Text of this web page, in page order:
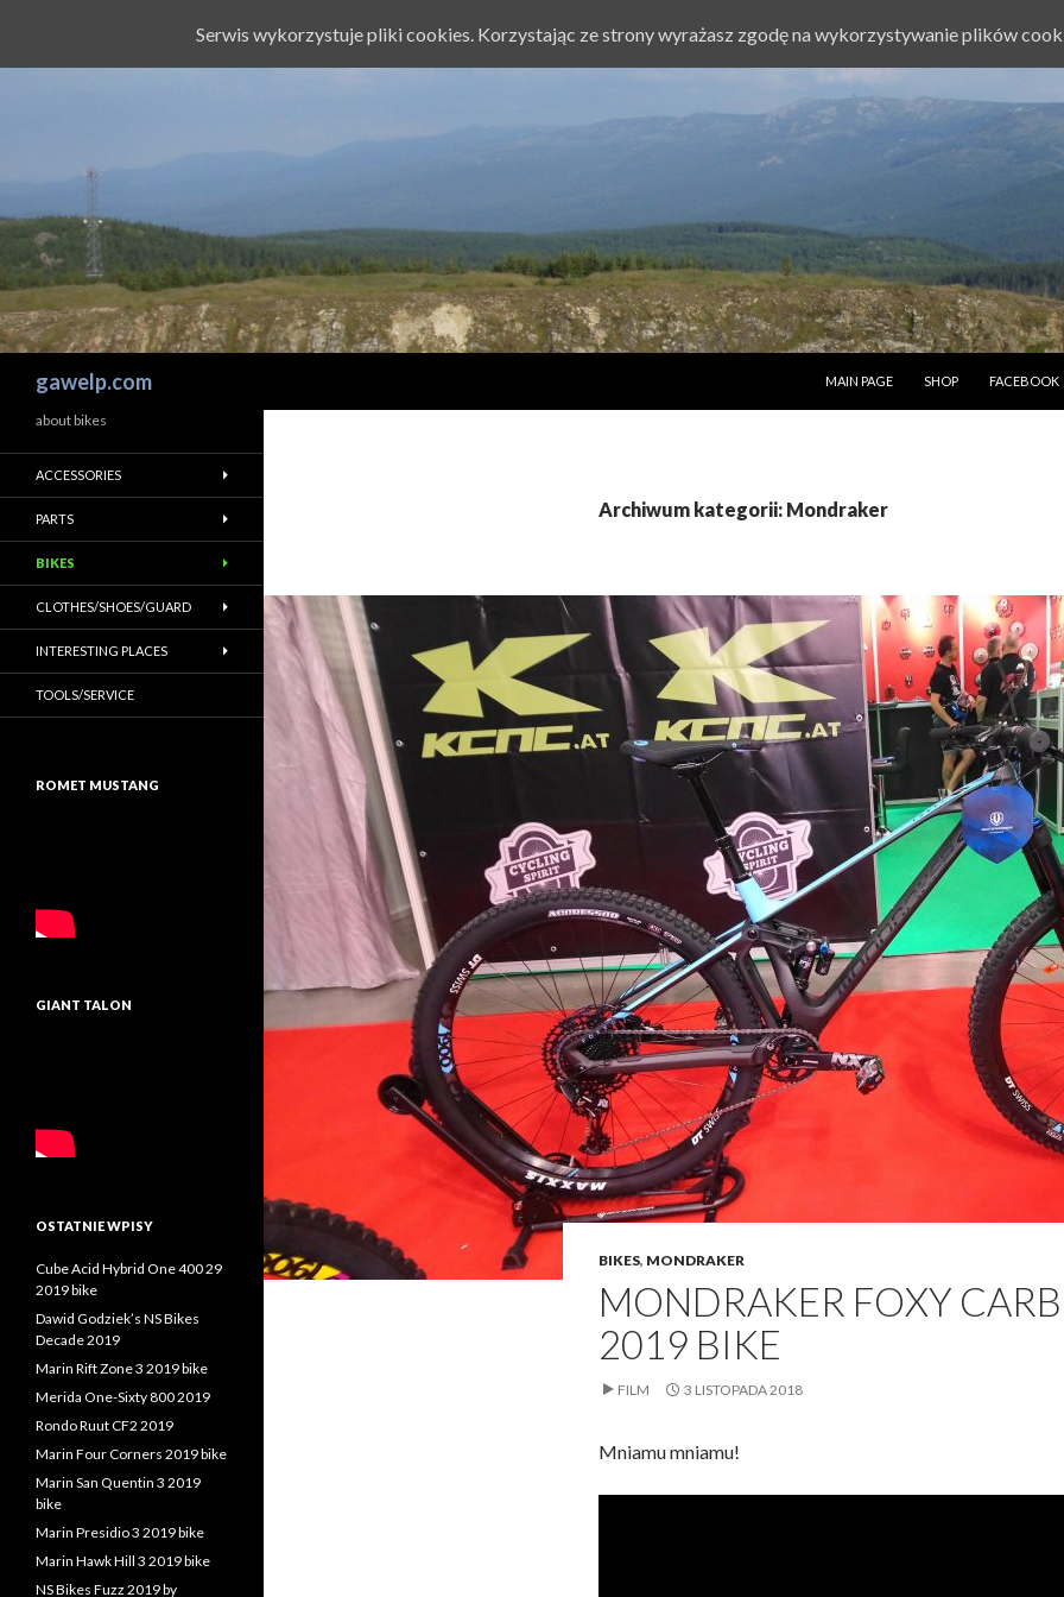
gawelp.com
MAIN PAGE
SHOP FACEBOOK
Archiwum kategorii: Mondraker
BIKES, MONDRAKER
MONDRAKER FOXY
2019 BIKE
FILM 3 LISTOPADA 2018
Mniamu mniamu!
about bikes
ACCESSORIES
PARTS
BIKES
CLOTHES/SHOES/GUARD
INTERESTING PLACES
TOOLS/SERVICE
ROMET MUSTANG
GIANT TALON
OSTATNIE WPISY
Cube Acid Hybrid One 400 29
2019 bike
Dawid Godziek’s NS Bikes
Decade 2019
Marin Rift Zone 3 2019 bike
Merida One-Sixty 800 2019
Rondo Ruut CF2 2019
Marin Four Corners 2019 bike
Marin San Quentin 3 2019
bike
Marin Presidio 3 2019 bike
Marin Hawk Hill 3 2019 bike
NS Bikes Fuzz 2019 by
Serwis wykorzystuje pliki cookies. Korzystając ze strony wyrażasz zgodę na wykorzystywanie plików